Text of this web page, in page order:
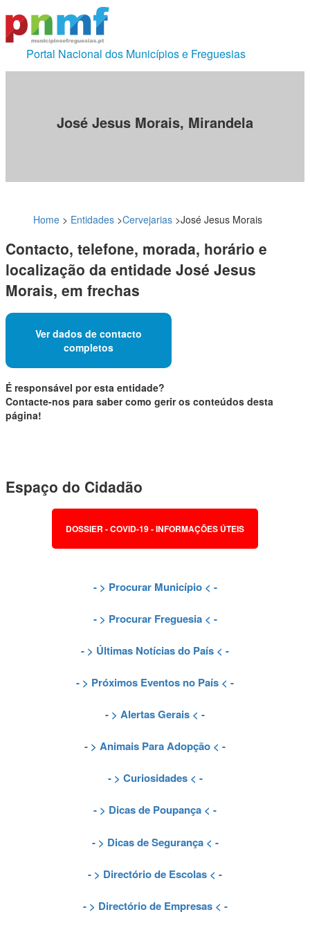
Portal Nacional dos Municípios e Freguesias
José Jesus Morais, Mirandela
Home > Entidades >Cervejarias >José Jesus Morais
Contacto, telefone, morada, horário e
localização da entidade José Jesus
Morais, em frechas
Ver dados de contacto
completos
É responsável por esta entidade?
Contacte-nos para saber como gerir os conteúdos desta
página!
Espaço do Cidadão
DOSSIER - COVID-19 - INFORMAÇÕES ÚTEIS
- > Procurar Município< -
- > Procurar Freguesia< -
- > Últimas Notícias do País < -
- > Próximos Eventos no País < -
- > Alertas Gerais < -
- > Animais Para Adopção < -
- > Curiosidades< -
- > Dicas de Poupança < -
- > Dicas de Segurança< -
- > Directório de Escolas < -
- > Directório de Empresas< -